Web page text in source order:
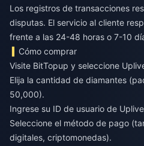
Los registros de transacciones
disputas. El servicio al cliente
frente a las 24-48 horas o 7-10
Cómo comprar
Visite BitTopup y seleccione
Elija la cantidad de diamantes
50,000).
Ingrese su ID de usuario de
Seleccione el método de pago
digitales, criptomonedas).